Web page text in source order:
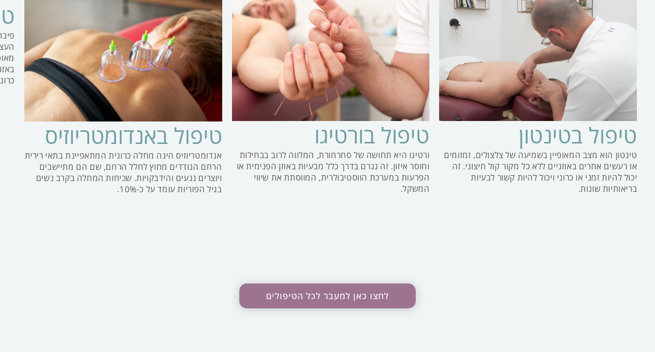
טיפול בטינטון
טינטון הוא מצב המאופיין בשמיעה של צלצולים, זמזומים
או רעשים אחרים באוזניים ללא כל מקור קול חיצוני. זה
יכול להיות זמני או כרוני ויכול להיות קשור לבעיות
בריאותיות שונות.
טיפול בורטיגו
ורטיגו היא תחושה של סחרחורת, המלווה לרוב בבחילות
וחוסר איזון. זה נגרם בדרך כלל מבעיות באוזן הפנימית או
הפרעות במערכת הווסטיבולרית, המווסתת את שיווי
המשקל.
טיפול באנדומטריוזיס
אנדומטריוזיס הינה מחלה כרונית המתאפיינת בתאי רירית
הרחם הנודדים מחוץ לחלל הרחם, שם הם מתיישבים
ויוצרים נגעים והידבקויות. שכיחות המחלה בקרב נשים
בגיל הפוריות עומד על כ-10%.
לחצו כאן למעבר לכל הטיפולים